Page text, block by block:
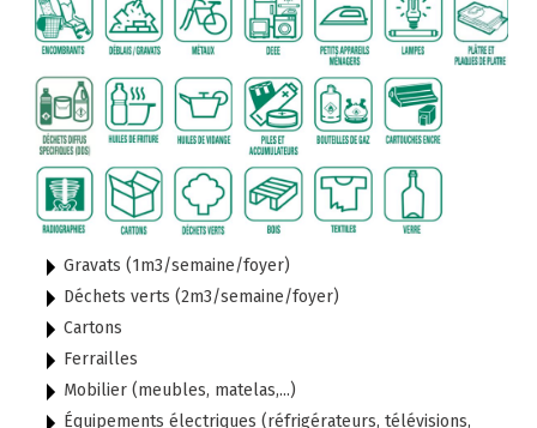
Gravats (1m3/semaine/foyer)
Déchets verts (2m3/semaine/foyer)
Cartons
Ferrailles
Mobilier (meubles, matelas,...)
Équipements électriques (réfrigérateurs, télévisions,